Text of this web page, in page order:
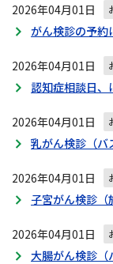
2026年04月01日
がん検診の予約
2026年04月01日
認知症相談日、
2026年04月01日
乳がん検診（バ
2026年04月01日
子宮がん検診（
2026年04月01日
大腸がん検診（